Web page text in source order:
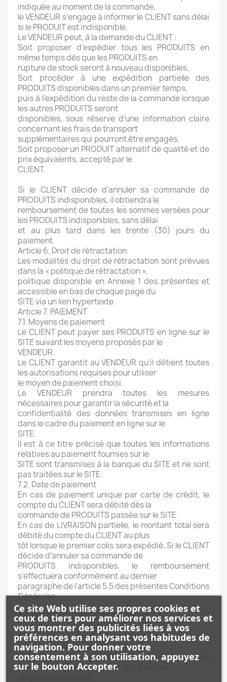
Ce site Web utilise ses propres cookies et
ceux de tiers pour améliorer nos services et
vous montrer des publicités liées à vos
préférences en analysant vos habitudes de
navigation. Pour donner votre
consentement à son utilisation, appuyez
sur le bouton Accepter.
indiquée au moment de la commande,
le VENDEUR s’engage à informer le CLIENT sans délai
si le PRODUIT est indisponible.
Le VENDEUR peut, à la demande du CLIENT :
Soit proposer d’expédier tous les PRODUITS en
même temps dès que les PRODUITS en
rupture de stock seront à nouveau disponibles,
Soit procéder à une expédition partielle des
PRODUITS disponibles dans un premier temps,
puis à l’expédition du reste de la commande lorsque
les autres PRODUITS seront
disponibles, sous réserve d’une information claire
concernant les frais de transport
supplémentaires qui pourront être engagés,
Soit proposer un PRODUIT alternatif de qualité et de
prix équivalents, accepté par le
CLIENT.
Si le CLIENT décide d’annuler sa commande de
PRODUITS indisponibles, il obtiendra le
remboursement de toutes les sommes versées pour
les PRODUITS indisponibles, sans délai
et au plus tard dans les trente (30) jours du
paiement.
Article 6. Droit de rétractation
Les modalités du droit de rétractation sont prévues
dans la « politique de rétractation »,
politique disponible en Annexe 1 des présentes et
accessible en bas de chaque page du
SITE via un lien hypertexte.
Article 7. PAIEMENT
7.1. Moyens de paiement
Le CLIENT peut payer ses PRODUITS en ligne sur le
SITE suivant les moyens proposés par le
VENDEUR.
Le CLIENT garantit au VENDEUR qu’il détient toutes
les autorisations requises pour utiliser
le moyen de paiement choisi.
Le VENDEUR prendra toutes les mesures
nécessaires pour garantir la sécurité et la
confidentialité des données transmises en ligne
dans le cadre du paiement en ligne sur le
SITE.
Il est à ce titre précisé que toutes les informations
relatives au paiement fournies sur le
SITE sont transmises à la banque du SITE et ne sont
pas traitées sur le SITE.
7.2. Date de paiement
En cas de paiement unique par carte de crédit, le
compte du CLIENT sera débité dès la
commande de PRODUITS passée sur le SITE.
En cas de LIVRAISON partielle, le montant total sera
débité du compte du CLIENT au plus
tôt lorsque le premier colis sera expédié. Si le CLIENT
décide d’annuler sa commande de
PRODUITS indisponibles, le remboursement
s’effectuera conformément au dernier
paragraphe de l’article 5.5 des présentes Conditions
Générales.
7.3. RETARD OU REFUS DE PAIEMENT
Si la banque refuse de débiter une carte ou autre
moyen de paiement, le CLIENT devra
contacter le Service Client du VENDEUR afin de
payer la commande par tout autre moyen